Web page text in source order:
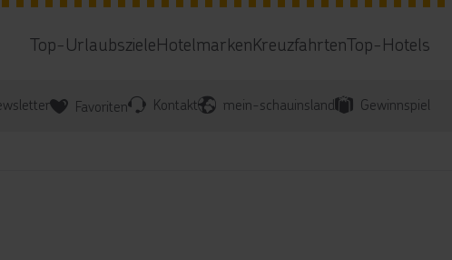
Top-UrlaubszieleHotelmarkenKreuzfahrtenTop-Hotels
Favoriten Kontakt mein-schauinsland Gewinnspiel